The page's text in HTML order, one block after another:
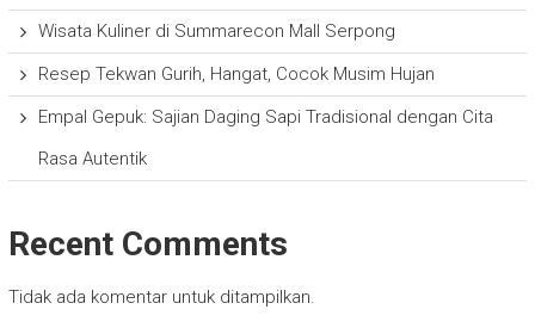
Wisata Kuliner di Summarecon Mall Serpong
Resep Tekwan Gurih, Hangat, Cocok Musim Hujan
Empal Gepuk: Sajian Daging Sapi Tradisional dengan Cita
Rasa Autentik
Recent Comments
Tidak ada komentar untuk ditampilkan.